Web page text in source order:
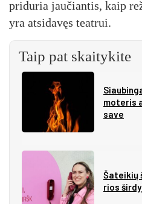
priduria jaučiantis, kaip
yra atsidavęs teatrui.
Taip pat skaitykite
mo­te­ris
sa­ve
Ša­tei­kių
rios